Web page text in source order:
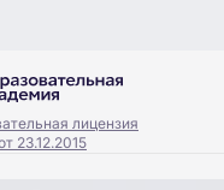
лицензия
23.12.2015